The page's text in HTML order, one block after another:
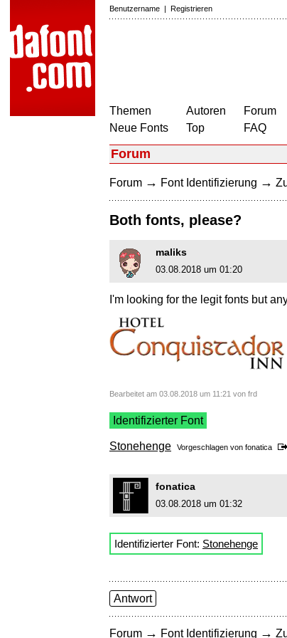
Benutzername | Registrieren
Themen
Neue Fonts
Autoren
Top
Forum
FAQ
Forum
Forum → Font Identifizierung →
Both fonts, please?
maliks
03.08.2018 um 01:20
I'm looking for the legit fonts but
Bearbeitet am 03.08.2018 um 11:21 von frd
Identifizierter Font
Stonehenge Vorgeschlagen von fonatica
fonatica
03.08.2018 um 01:32
Identifizierter Font: Stonehenge
Antwort
Forum → Font Identifizierung →